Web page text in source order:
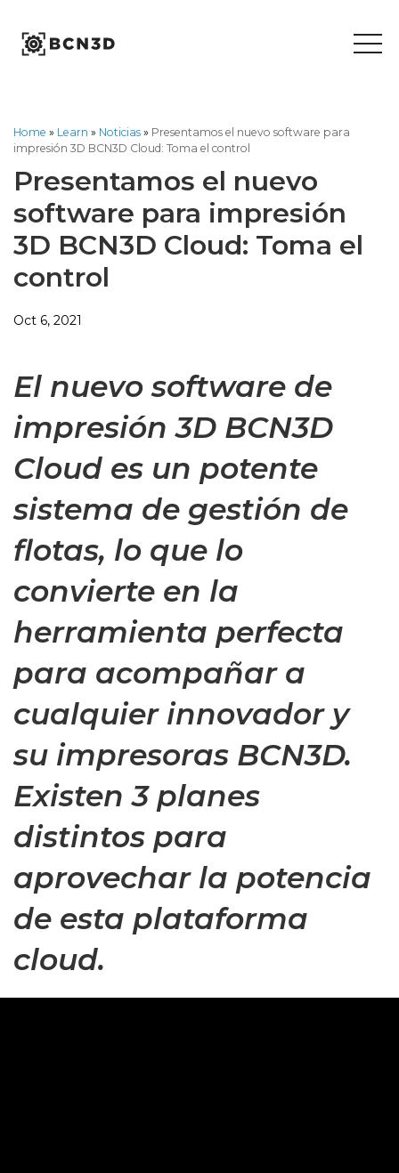
content
Home » Learn » Noticias » Presentamos el nuevo software para
impresión 3D BCN3D Cloud: Toma el control
Presentamos el nuevo
software para impresión
3D BCN3D Cloud: Toma el
control
Oct 6, 2021
El nuevo software de
impresión 3D BCN3D
Cloud es un potente
sistema de gestión de
flotas, lo que lo
convierte en la
herramienta perfecta
para acompañar a
cualquier innovador y
su impresoras BCN3D.
Existen 3 planes
distintos para
aprovechar la potencia
de esta plataforma
cloud.